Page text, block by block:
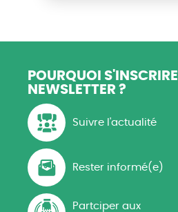
POURQUOI S'INSCRIRE
NEWSLETTER ?
Suivre l'actualité
Rester informé(e)
Partciper aux